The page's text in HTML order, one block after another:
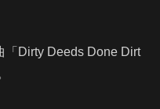
「Dirty Deeds Done Dirt